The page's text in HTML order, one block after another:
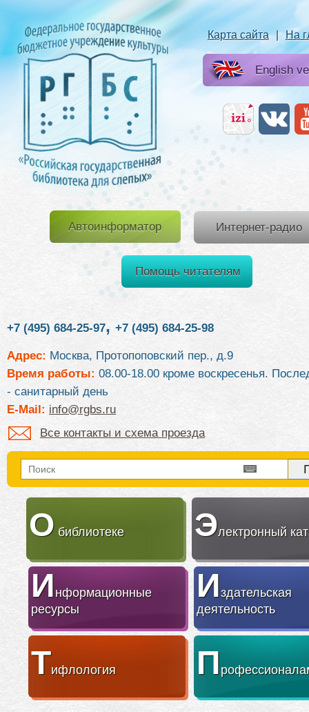
Карта сайта | На
English
Автоинформатор Интернет-радио
Помощь читателям
+7 (495) 684-25-97, +7 (495) 684-25-98
Адрес: Москва, Протопоповский пер., д.9
Время работы: 08.00-18.00 кроме воскресенья.
- санитарный день
E-Mail: info@rgbs.ru
Все контакты и схема проезда
О библиотеке Электронный
Информационные
ресурсы
Издательская
деятельность
Тифлология П